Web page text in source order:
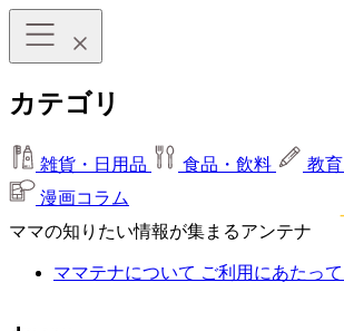
カテゴリ
雑貨・日用品 食品・飲料 教育
漫画コラム
ママの知りたい情報が集まるアンテナ
ママテナについて ご利用にあたって